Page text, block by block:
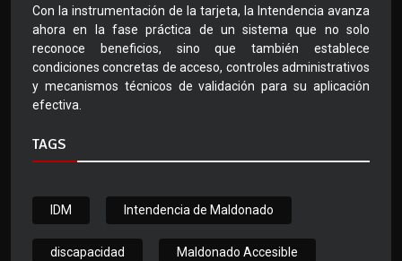
Con la instrumentación de la tarjeta, la Intendencia avanza
ahora en la fase práctica de un sistema que no solo
reconoce beneficios, sino que también establece
condiciones concretas de acceso, controles administrativos
y mecanismos técnicos de validación para su aplicación
efectiva.
TAGS
IDM Intendencia de Maldonado
discapacidad Maldonado Accesible